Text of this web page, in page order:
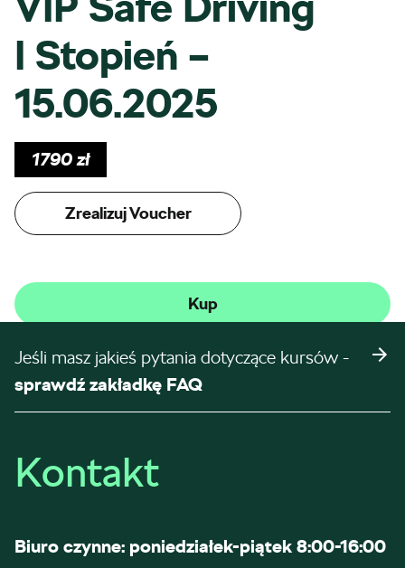
I Stopień –
15.06.2025
1790zł
Zrealizuj Voucher
Kup
Jeśli masz jakieś pytania dotyczące kursów -
sprawdź zakładkę FAQ
Kontakt
Biuro czynne: poniedziałek-piątek 8:00-16:00